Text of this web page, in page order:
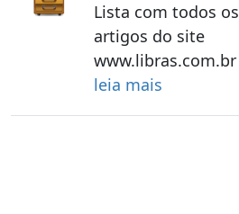
Lista com todos os
artigos do site
www.libras.com.br
leia mais